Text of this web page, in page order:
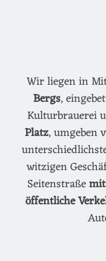
Wir liegen in
Bergs,
Kulturbrauerei
Platz, umgeben
witzigen
Seitenstraße
öffentliche